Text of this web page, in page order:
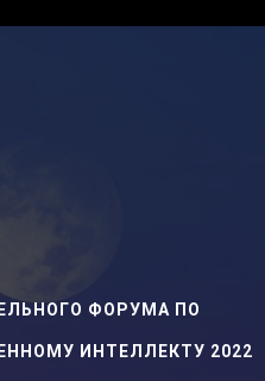
ФОРУМА ПО
ИНТЕЛЛЕКТУ 2022